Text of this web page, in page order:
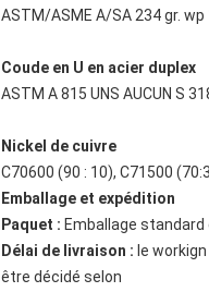
ASTM/ASME A/SA 234 gr. wp
Coude en U en acier duplex
ASTM A 815 UNS AUCUN S
Nickel de cuivre
C70600 (90 : 10), C71500
Emballage et expédition
Paquet : Emballage
Délai de livraison : le
être décidé selon